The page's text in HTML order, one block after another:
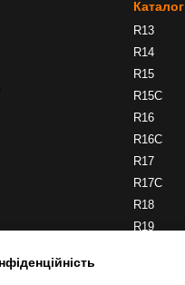
Каталог
R13
R14
R15
R15C
R16
R16C
R17
R17C
R18
R19